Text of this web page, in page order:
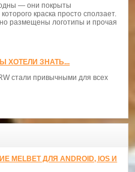
— они покрыты
краска просто сползает.
размещены логотипы и прочая
ХОТЕЛИ ЗНАТЬ...
стали привычными для всех
ДЛЯ ANDROID, IOS И